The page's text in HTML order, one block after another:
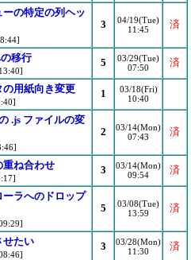
の特定の列ヘッ
3
04/19(Tue)
11:45
済
移行 5
03/29(Tue)
07:50
済
用紙向き変更 1
03/18(Fri)
10:40
.js ファイルの変
2
03/14(Mon)
07:43
済
ね合わせ 3
03/14(Mon)
09:54
済
ラへのドロップ
5
03/08(Tue)
13:59
済
せたい 3
03/28(Mon)
11:30
済